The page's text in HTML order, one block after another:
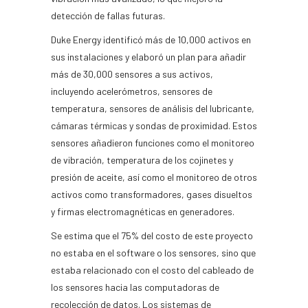
detección de fallas futuras.
Duke Energy identificó más de 10,000 activos en
sus instalaciones y elaboró un plan para añadir
más de 30,000 sensores a sus activos,
incluyendo acelerómetros, sensores de
temperatura, sensores de análisis del lubricante,
cámaras térmicas y sondas de proximidad. Estos
sensores añadieron funciones como el monitoreo
de vibración, temperatura de los cojinetes y
presión de aceite, así como el monitoreo de otros
activos como transformadores, gases disueltos
y firmas electromagnéticas en generadores.
Se estima que el 75% del costo de este proyecto
no estaba en el software o los sensores, sino que
estaba relacionado con el costo del cableado de
los sensores hacia las computadoras de
recolección de datos. Los sistemas de